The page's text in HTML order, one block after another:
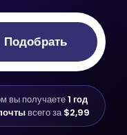
Подобрать
вы получаете1 год
всего за$2,99